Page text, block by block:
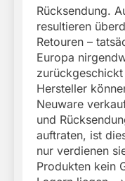
Rücksendung.
resultieren
Retouren –
Europa
Hersteller
Neuware
und
auftraten, ist
nur verdienen
Produkten kein